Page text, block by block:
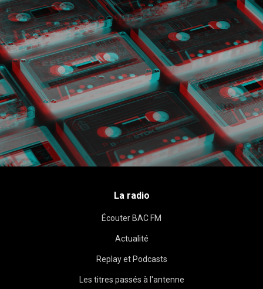
La radio
Écouter BAC FM
Actualité
Replay et Podcasts
Les titres passés à l'antenne